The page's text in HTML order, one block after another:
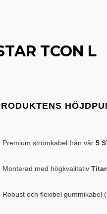
TCON L
Premium strömkabel från vår5
Monterad med högkvalitativ
Robust och flexibel gummikabel (